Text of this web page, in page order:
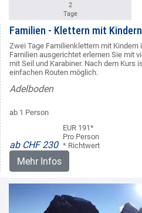
2
Tage
Familien - Klettern mit Kindern
Zwei Tage Familienklettern mit Kindern
Familien ausgerichtet erlernen Sie mit
mit Seil und Karabiner. Nach dem Kurs
einfachen Routen möglich.
Adelboden
ab 1 Person
ab CHF 230
EUR 191*
Pro Person
* Richtwert
Mehr Infos